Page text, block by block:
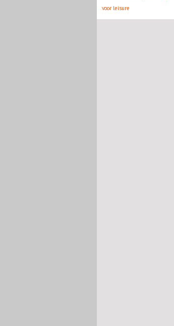
voor leisure